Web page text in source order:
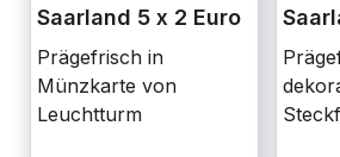
Saarland 5 x 2 Euro
Prägefrisch in
Münzkarte von
Leuchtturm